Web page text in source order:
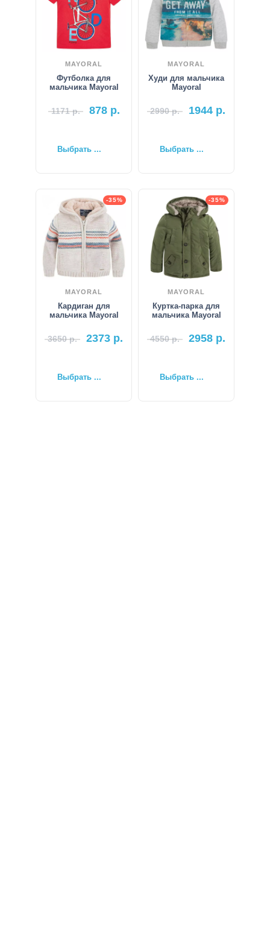
MAYORAL
Футболка для
мальчика Mayoral
1171р. 878р.
Выбрать ...
MAYORAL
Худи для мальчика
Mayoral
2990р. 1944 р.
Выбрать ...
-35%
MAYORAL
Кардиган для
мальчика Mayoral
3650р. 2373 р.
Выбрать ...
-35%
MAYORAL
Куртка-парка для
мальчика Mayoral
4550р. 2958 р.
Выбрать ...